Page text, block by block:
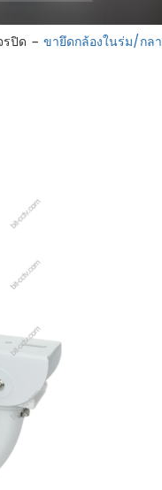
รปิด ขายึดกล้องในร่ม/กล